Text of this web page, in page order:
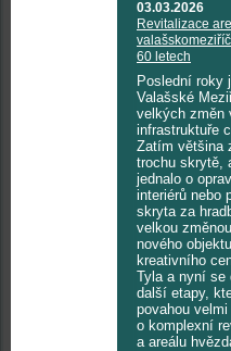
03.03.2026
Revitalizace
60 letech
Poslední roky
Valašské
velkých změn
infrastruktuře
Zatím většina
trochu skrytě,
jednalo o
interiérů nebo
skryta za
velkou
nového
kreativního
Tyla a nyní se
další etapy,
povahou
o komplexní
a areálu